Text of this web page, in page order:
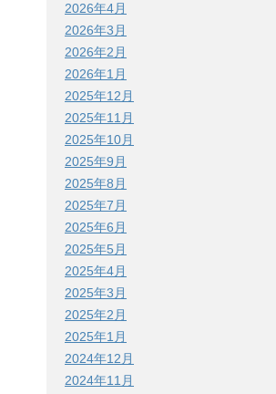
2026年4月
2026年3月
2026年2月
2026年1月
2025年12月
2025年11月
2025年10月
2025年9月
2025年8月
2025年7月
2025年6月
2025年5月
2025年4月
2025年3月
2025年2月
2025年1月
2024年12月
2024年11月